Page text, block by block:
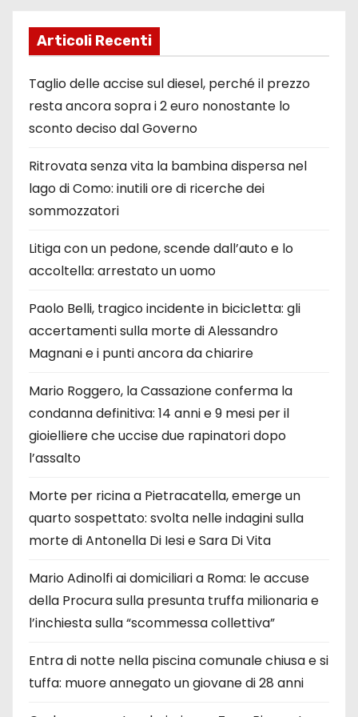
Articoli Recenti
Taglio delle accise sul diesel, perché il prezzo
resta ancora sopra i 2 euro nonostante lo
sconto deciso dal Governo
Ritrovata senza vita la bambina dispersa nel
lago di Como: inutili ore di ricerche dei
sommozzatori
Litiga con un pedone, scende dall’auto e lo
accoltella: arrestato un uomo
Paolo Belli, tragico incidente in bicicletta: gli
accertamenti sulla morte di Alessandro
Magnani e i punti ancora da chiarire
Mario Roggero, la Cassazione conferma la
condanna definitiva: 14 anni e 9 mesi per il
gioielliere che uccise due rapinatori dopo
l’assalto
Morte per ricina a Pietracatella, emerge un
quarto sospettato: svolta nelle indagini sulla
morte di Antonella Di Iesi e Sara Di Vita
Mario Adinolfi ai domiciliari a Roma: le accuse
della Procura sulla presunta truffa milionaria e
l’inchiesta sulla “scommessa collettiva”
Entra di notte nella piscina comunale chiusa e si
tuffa: muore annegato un giovane di 28 anni